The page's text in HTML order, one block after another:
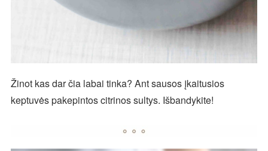
Žinot kas dar čia labai tinka? Ant sausos įkaitusios
keptuvės pakepintos citrinos sultys. Išbandykite!